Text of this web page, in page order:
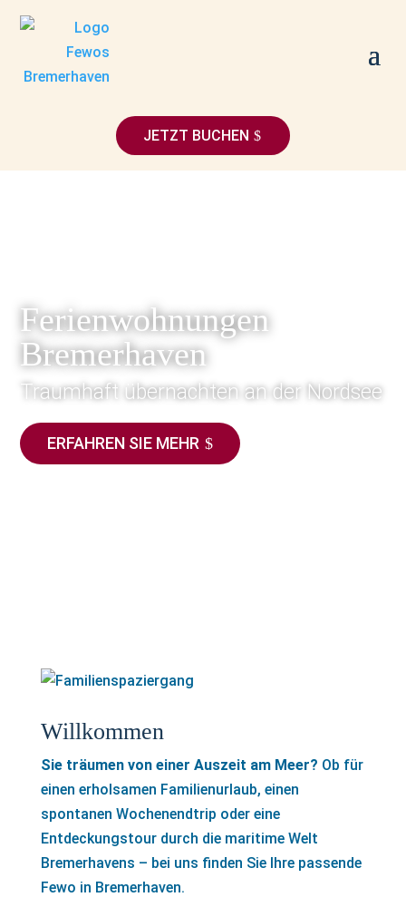
JETZT BUCHEN
Ferienwohnungen
Bremerhaven
Traumhaft übernachten an der Nordsee
ERFAHREN SIE MEHR
Willkommen
Sie träumen von einer Auszeit am Meer? Ob für
einen erholsamen Familienurlaub, einen
spontanen Wochenendtrip oder eine
Entdeckungstour durch die maritime Welt
Bremerhavens – bei uns finden Sie Ihre passende
Fewo in Bremerhaven.